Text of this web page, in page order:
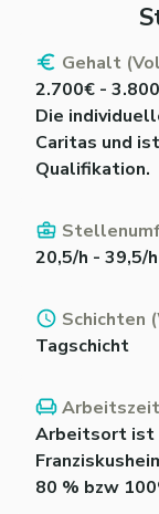
Gehalt
2.700€ -
Die
Caritas und
20,5/h - 39,5/
Schichten
Tagschicht
Arbeitsort ist
80 % bzw